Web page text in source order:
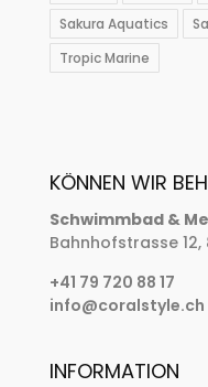
Sakura Aquatics
Tropic Marine
KÖNNEN WIR
Schwimmbad &
Bahnhofstrasse
+41 79 720 88 17
info@coralstyle.ch
INFORMATION